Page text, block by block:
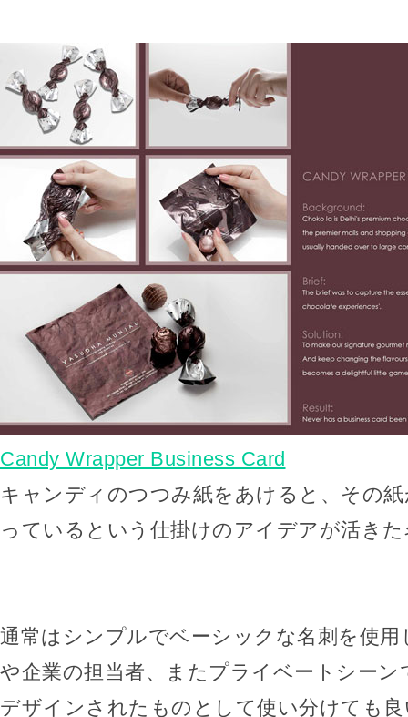
Candy Wrapper Business Card
キャンディのつつみ紙をあけると、その
っているという仕掛けのアイデアが活き
通常はシンプルでベーシックな名刺を使
や企業の担当者、またプライベートシーン
デザインされたものとして使い分けても